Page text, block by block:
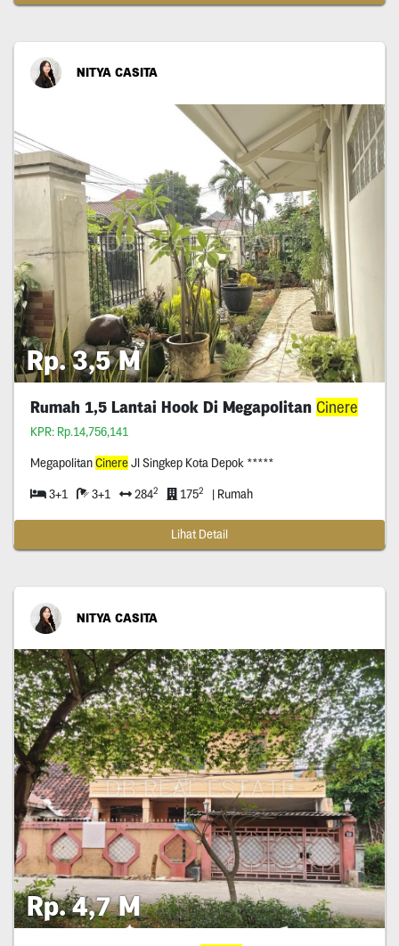
NITYA CASITA
Rp. 3,5 M
Rumah 1,5 Lantai Hook Di Megapolitan Cinere
KPR: Rp.14,756,141
MegapolitanCinereJl Singkep Kota Depok *****
3+1 3+1 2842 1752 | Rumah
Lihat Detail
NITYA CASITA
Rp. 4,7 M